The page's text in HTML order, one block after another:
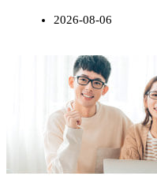
2026-08-06